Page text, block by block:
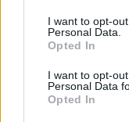
I want to opt-
Personal Data.
Opted In
I want to opt-
Personal Data
Opted In
Komentarai
Rašyti
Jūsų vardas